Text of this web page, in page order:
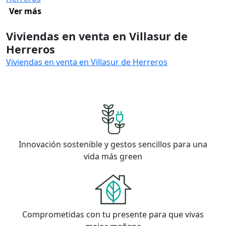
Ver más
Viviendas en venta en Villasur de
Herreros
Viviendas en venta en Villasur de Herreros
Innovación sostenible y gestos sencillos para una
vida más green
Comprometidas con tu presente para que vivas